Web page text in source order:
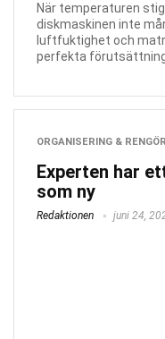
När temperaturen
diskmaskinen inte
luftfuktighet och
perfekta
ORGANISERING &
Experten har
som ny
Redaktionen juni 24,